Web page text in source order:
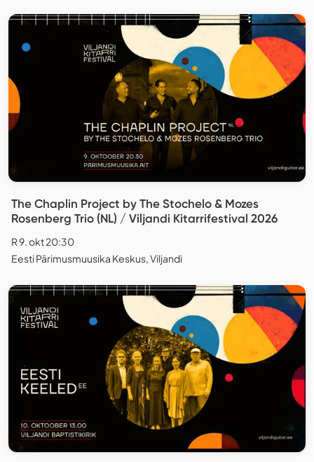
The Chaplin Project by The Stochelo & Mozes
Rosenberg Trio (NL) / Viljandi Kitarrifestival 2026
R 9. okt 20:30
Eesti Pärimusmuusika Keskus, Viljandi